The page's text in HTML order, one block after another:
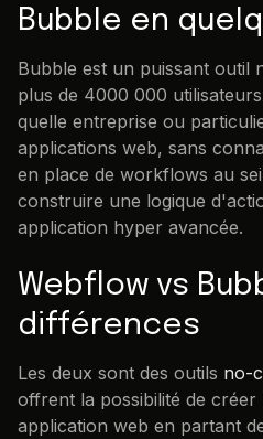
Bubble en
Bubble est un puissant outil
plus de 4000 000
quelle entreprise ou
applications web, sans
en place de workflows au
construire une logique
application hyper avancée.
Webflow vs
différences
Les deux sont des outils no-
offrent la possibilité de créer
application web en partant